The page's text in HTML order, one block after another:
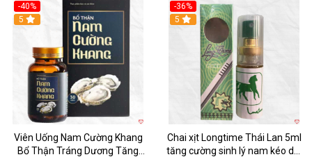
-40%
5
Viên Uống Nam Cường Khang
Bổ Thận Tráng Dương Tăng
-36%
5
Chai xịt Longtime Thái Lan 5ml
tăng cường sinh lý nam kéo dài